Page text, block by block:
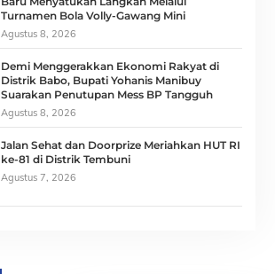
Turnamen Bola Volly-Gawang Mini
Agustus 8, 2026
Demi Menggerakkan Ekonomi Rakyat di
Distrik Babo, Bupati Yohanis Manibuy
Suarakan Penutupan Mess BP Tangguh
Agustus 8, 2026
Jalan Sehat dan Doorprize Meriahkan HUT RI
ke-81 di Distrik Tembuni
Agustus 7, 2026